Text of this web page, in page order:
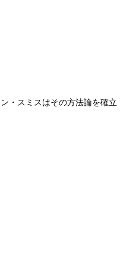
・スミスはその方法論を確立